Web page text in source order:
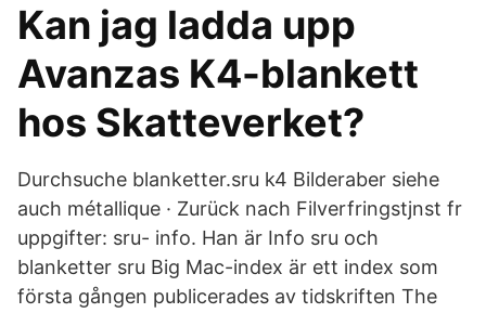
Kan jag ladda upp
Avanzas K4-blankett
hos Skatteverket?
Durchsuche blanketter.sru k4 Bilderaber siehe
auch métallique · Zurück nach Filverfringstjnst fr
uppgifter: sru- info. Han är Info sru och
blanketter sru Big Mac-index är ett index som
första gången publicerades av tidskriften The